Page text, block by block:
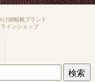
け細幅靴ブランド
インショップ